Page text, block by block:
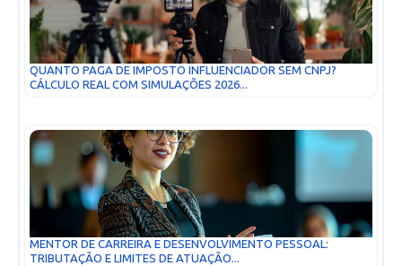
QUANTO PAGA DE IMPOSTO INFLUENCIADOR SEM CNPJ?
CÁLCULO REAL COM SIMULAÇÕES 2026...
MENTOR DE CARREIRA E DESENVOLVIMENTO PESSOAL:
TRIBUTAÇÃO E LIMITES DE ATUAÇÃO...